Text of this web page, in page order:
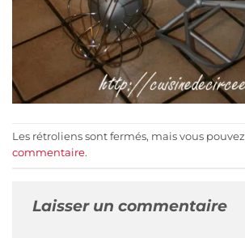
Les rétroliens sont fermés, mais vous pouvez
commentaire.
Laisser un commentaire